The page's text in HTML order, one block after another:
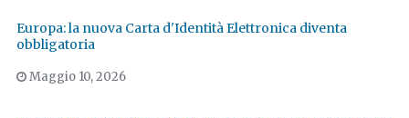
Europa: la nuova Carta d'Identità Elettronica diventa
obbligatoria
Maggio 10, 2026